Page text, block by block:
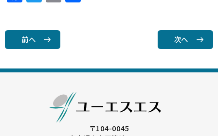
a
c
e
b
o
w
it
t
e
r
m
前へ 次へ
〒104-0045